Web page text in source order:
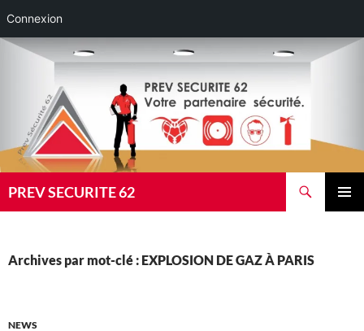
Connexion
Aller
PREV SECURITE 62
Archives par mot-clé : EXPLOSION DE GAZ À PARIS
NEWS